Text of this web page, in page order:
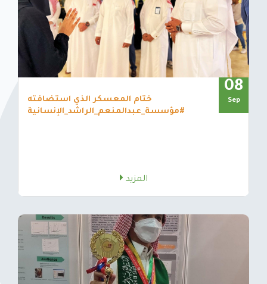
08
Sep
ختام المعسكر الذي استضافته
#مؤسسة_عبدالمنعم_الراشد_الإنسانية
المزيد